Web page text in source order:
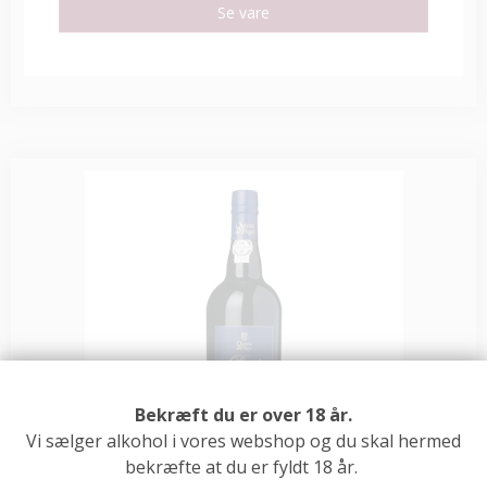
Se vare
Bekræft du er over 18 år.
Vi sælger alkohol i vores webshop og du skal hermed
bekræfte at du er fyldt 18 år.